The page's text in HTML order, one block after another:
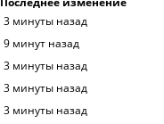
3 минуты назад
9 минут назад
3 минуты назад
3 минуты назад
3 минуты назад